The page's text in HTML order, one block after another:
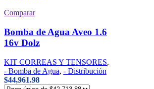
Comparar
Bomba de Agua Aveo 1.6
16v Dolz
KIT CORREAS Y TENSORES,
- Bomba de Agua, - Distribución
$44,961.98